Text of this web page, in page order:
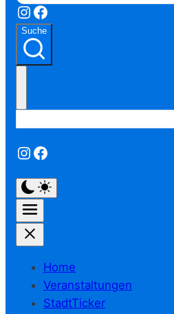
Instagram
Facebook
Suche
Instagram
Facebook
Home
Veranstaltungen
StadtTicker